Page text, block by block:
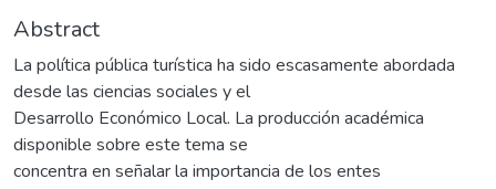
Abstract
La política pública turística ha sido escasamente abordada
desde las ciencias sociales y el
Desarrollo Económico Local. La producción académica
disponible sobre este tema se
concentra en señalar la importancia de los entes